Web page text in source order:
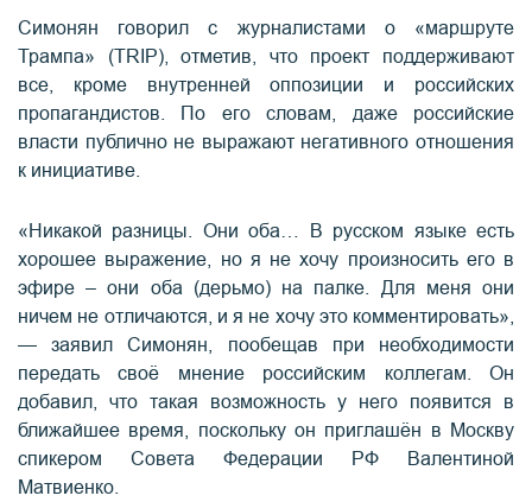
Симонян говорил с журналистами о «маршруте
Трампа» (TRIP), отметив, что проект поддерживают
все, кроме внутренней оппозиции и российских
пропагандистов. По его словам, даже российские
власти публично не выражают негативного отношения
к инициативе.
«Никакой разницы. Они оба… В русском языке есть
хорошее выражение, но я не хочу произносить его в
эфире – они оба (дерьмо) на палке. Для меня они
ничем не отличаются, и я не хочу это комментировать»,
— заявил Симонян, пообещав при необходимости
передать своё мнение российским коллегам. Он
добавил, что такая возможность у него появится в
ближайшее время, поскольку он приглашён в Москву
спикером Совета Федерации РФ Валентиной
Матвиенко.